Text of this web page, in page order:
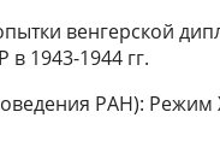
венгерской
1943-1944 гг.
РАН): Режим